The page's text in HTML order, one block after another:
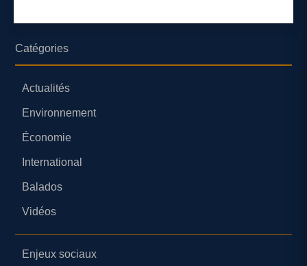
Catégories
Actualités
Environnement
Économie
International
Balados
Vidéos
Enjeux sociaux